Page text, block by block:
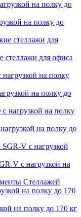
на полку до
стеллажи для офиса
на полку до
на полку до
V с нагрузкой на
Стеллажей
на полку до 170 кг